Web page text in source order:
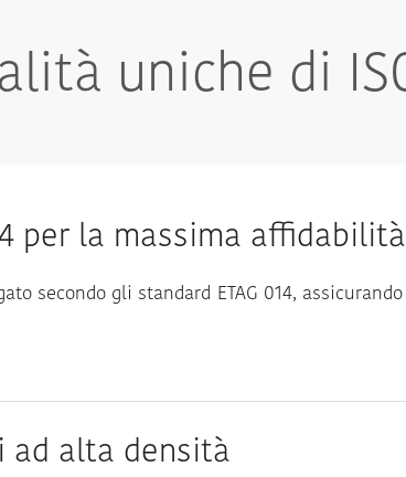
uniche di
per la massima affidabilità
secondo gli standard ETAG 014,
ad alta densità